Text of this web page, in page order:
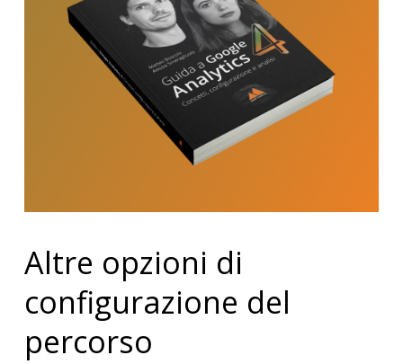
Altre opzioni di
configurazione del
percorso